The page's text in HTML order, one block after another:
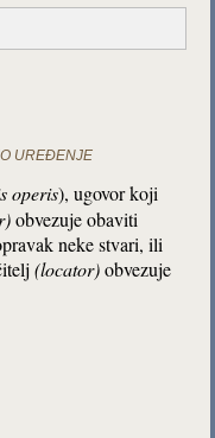
UREĐENJE
operis), ugovor koji
obvezuje obaviti
neke stvari, ili
(locator)obvezuje